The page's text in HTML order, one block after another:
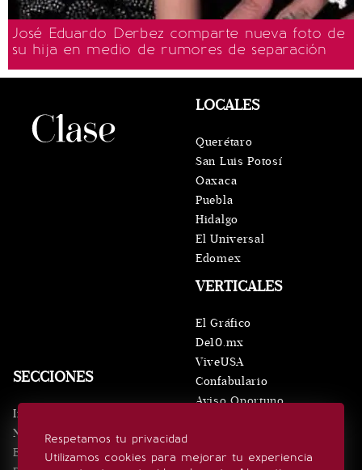
José Eduardo Derbez comparte nueva foto de
su hija en medio de rumores de separación
Respetamos tu privacidad
Utilizamos cookies para mejorar tu experiencia
SECCIONES
Inicio
Noticias
Eventos
VERTICALES
El Gráfico
De10.mx
ViveUSA
Confabulario
Aviso Oportuno
LOCALES
Querétaro
San Luis Potosí
Oaxaca
Puebla
Hidalgo
El Universal
Edomex